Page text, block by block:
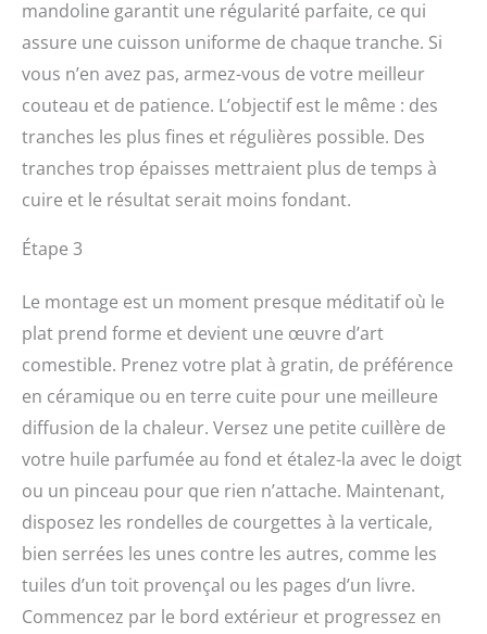
mandoline garantit une régularité parfaite, ce qui
assure une cuisson uniforme de chaque tranche. Si
vous n’en avez pas, armez-vous de votre meilleur
couteau et de patience. L’objectif est le même : des
tranches les plus fines et régulières possible. Des
tranches trop épaisses mettraient plus de temps à
cuire et le résultat serait moins fondant.
Étape 3
Le montage est un moment presque méditatif où le
plat prend forme et devient une œuvre d’art
comestible. Prenez votre plat à gratin, de préférence
en céramique ou en terre cuite pour une meilleure
diffusion de la chaleur. Versez une petite cuillère de
votre huile parfumée au fond et étalez-la avec le doigt
ou un pinceau pour que rien n’attache. Maintenant,
disposez les rondelles de courgettes à la verticale,
bien serrées les unes contre les autres, comme les
tuiles d’un toit provençal ou les pages d’un livre.
Commencez par le bord extérieur et progressez en